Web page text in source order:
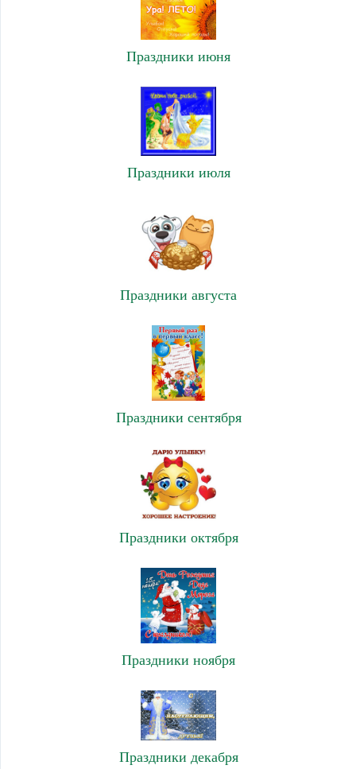
Праздники июня
Праздники июля
Праздники августа
Праздники сентября
Праздники октября
Праздники ноября
Праздники декабря